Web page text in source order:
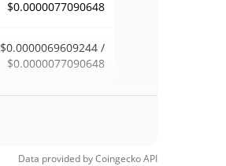
$0.0000077090648
$0.0000069609244 /
$0.0000077090648
Data provided byCoingeckoAPI